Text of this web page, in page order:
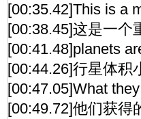
[00:35.42]This is a
[00:38.45]这是一个
[00:41.48]planets
[00:44.26]行星体积
[00:47.05]What
[00:49.72]他们获得